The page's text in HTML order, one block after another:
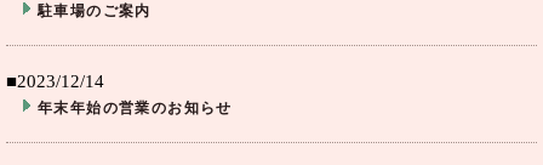
駐車場のご案内
■2023/12/14
年末年始の営業のお知らせ